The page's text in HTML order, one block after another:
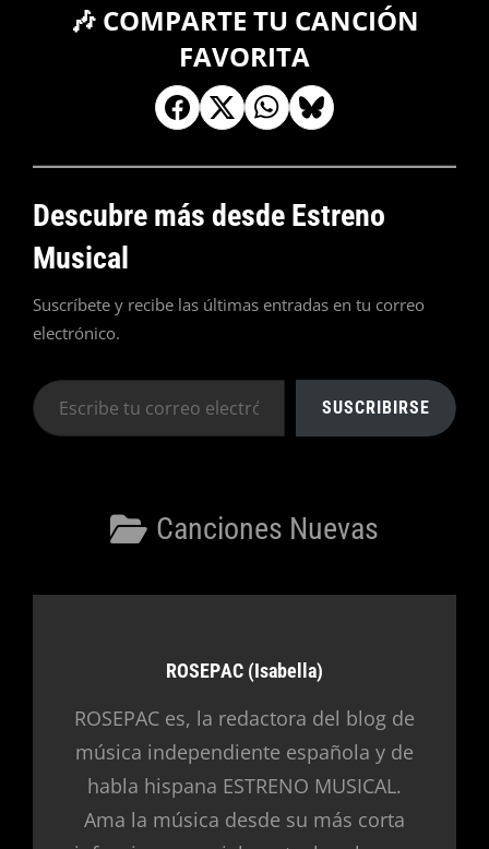
🎶 COMPARTE TU CANCIÓN
FAVORITA
Descubre más desde Estreno
Musical
Suscríbete y recibe las últimas entradas en tu correo
electrónico.
Escribe
tu
SUSCRIBIRSE
Categorías
Canciones Nuevas
Autor:
ROSEPAC (Isabella)
ROSEPAC es, la redactora del blog de
música independiente española y de
habla hispana ESTRENO MUSICAL.
Ama la música desde su más corta